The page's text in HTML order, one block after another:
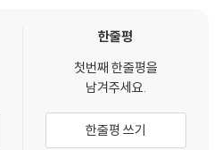
비! 최신 군무원 출제경향을 완벽 반영
문항별 난이도와 출제포인트, 단원별
하여 모든 문제에 반영하였습니다.
간(75분)을 제시하여 효율적인 시간 안
울 수 있습니다.
한줄평
첫번째 한줄평을
남겨주세요.
한줄평 쓰기